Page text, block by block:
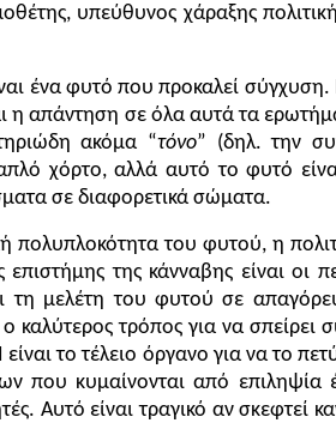
υπεύθυνος χάραξης
ένα φυτό που προκαλεί
η απάντηση σε όλα αυτά τα
ακόμα “τόνο” (δηλ. την
χόρτο, αλλά αυτό το φυτό
σε διαφορετικά σώματα.
πολυπλοκότητα του φυτού, η
της κάνναβης είναι οι
τη μελέτη του φυτού σε
τρόπος για να σπείρει
το τέλειο όργανο για να το
που κυμαίνονται από επιληψία
Αυτό είναι τραγικό αν σκεφτεί